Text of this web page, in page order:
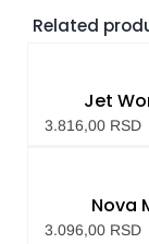
Related
Jet
3.816,00 RSD
Nova
3.096,00 RSD